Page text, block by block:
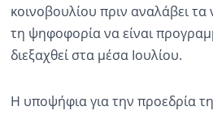
Κόσμος
κοινοβουλίου πριν αναλάβει
τη ψηφοφορία να είναι
διεξαχθεί στα μέσα Ιουλίου.
Η υποψήφια για την προεδρία